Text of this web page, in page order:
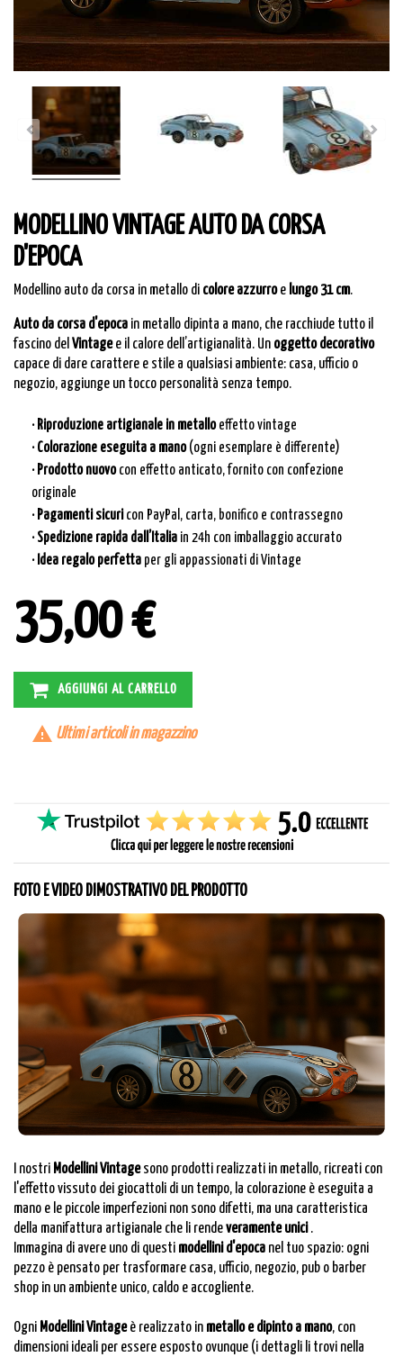
MODELLINO VINTAGE AUTO DA CORSA
D'EPOCA
Modellino auto da corsa in metallo di colore azzurroe lungo 31 cm.
Auto da corsa d'epoca in metallo dipinta a mano, che racchiude tutto il
fascino del Vintagee il calore dell’artigianalità. Un oggetto decorativo
capace di dare carattere e stile a qualsiasi ambiente: casa, ufficio o
negozio, aggiunge un tocco personalità senza tempo.
· Riproduzione artigianale in metalloeffetto vintage
· Colorazione eseguita a mano(ogni esemplare è differente)
· Prodotto nuovocon effetto anticato, fornito con confezione
originale
· Pagamenti sicuri con PayPal, carta, bonifico e contrassegno
· Spedizione rapida dall’Italia in 24h con imballaggio accurato
· Idea regalo perfetta per gli appassionati di Vintage
35,00 €
AGGIUNGI AL CARRELLO
 Ultimi articoli in magazzino
FOTO E VIDEO DIMOSTRATIVO DEL PRODOTTO
I nostri Modellini Vintagesono prodotti realizzati in metallo, ricreati con
l'effetto vissuto dei giocattoli di un tempo, la colorazione è eseguita a
mano e le piccole imperfezioni non sono difetti, ma una caratteristica
della manifattura artigianale che li rendeveramente unici.
Immagina di avere uno di questi modellini d'epoca nel tuo spazio: ogni
pezzo è pensato per trasformare casa, ufficio, negozio, pub o barber
shop in un ambiente unico, caldo e accogliente.
Ogni Modellini Vintageè realizzato in metallo e dipinto a mano, con
dimensioni ideali per essere esposto ovunque (i dettagli li trovi nella